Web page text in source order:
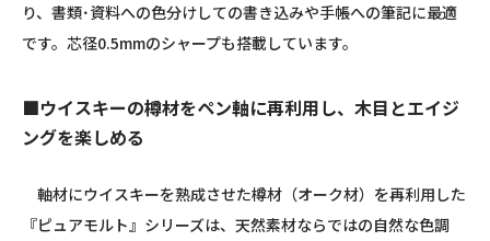
り、書類･資料への色分けしての書き込みや手帳への筆記に最適
です。芯径0.5mmのシャープも搭載しています。
■ウイスキーの樽材をペン軸に再利用し、木目とエイジ
ングを楽しめる
軸材にウイスキーを熟成させた樽材（オーク材）を再利用した
『ピュアモルト』シリーズは、天然素材ならではの自然な色調